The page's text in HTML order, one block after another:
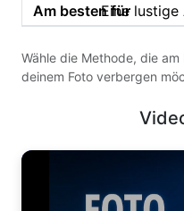
Eine
Wähle die Methode, die
deinem Foto verbergen